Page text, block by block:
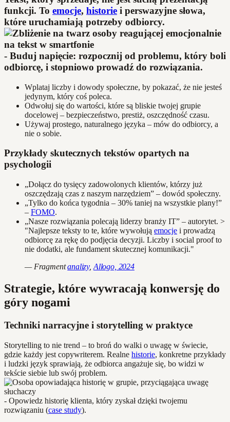
funkcji. To emocje, historie i perswazyjne słowa,
które uruchamiają potrzeby odbiorcy.
- Buduj napięcie: rozpocznij od problemu, który boli
odbiorcę, i stopniowo prowadź do rozwiązania.
Wplataj liczby i dowody społeczne, by pokazać, że nie jesteś
jedynym, który coś poleca.
Odwołuj się do wartości, które są bliskie twojej grupie
docelowej – bezpieczeństwo, prestiż, oszczędność czasu.
Używaj prostego, naturalnego języka – mów do odbiorcy, a
nie o sobie.
Przykłady skutecznych tekstów opartych na
psychologii
„Dołącz do tysięcy zadowolonych klientów, którzy już
oszczędzają czas z naszym narzędziem” – dowód społeczny.
„Tylko do końca tygodnia – 30% taniej na wszystkie plany!”
– FOMO.
„Nasze rozwiązania polecają liderzy branży IT” – autorytet. >
"Najlepsze teksty to te, które wywołują emocje i prowadzą
odbiorcę za rękę do podjęcia decyzji. Liczby i social proof to
nie dodatki, ale fundament skutecznej komunikacji."
— Fragmentanalizy, Allogo, 2024
Strategie, które wywracają konwersję do
góry nogami
Techniki narracyjne i storytelling w praktyce
Storytelling to nie trend – to broń do walki o uwagę w świecie,
gdzie każdy jest copywriterem. Realne historie, konkretne przykłady
i ludzki język sprawiają, że odbiorca angażuje się, bo widzi w
tekście siebie lub swój problem.
- Opowiedz historię klienta, który zyskał dzięki twojemu
rozwiązaniu (case study).